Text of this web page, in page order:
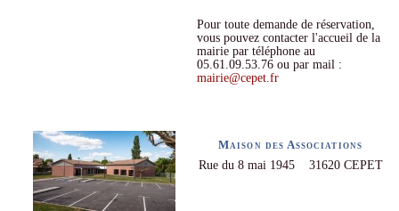
Pour toute demande de réservation,
vous pouvez contacter l'accueil de la
mairie par téléphone au
05.61.09.53.76 ou par mail :
mairie@cepet.fr
Maison des Associations
Rue du 8 mai 1945 31620 CEPET